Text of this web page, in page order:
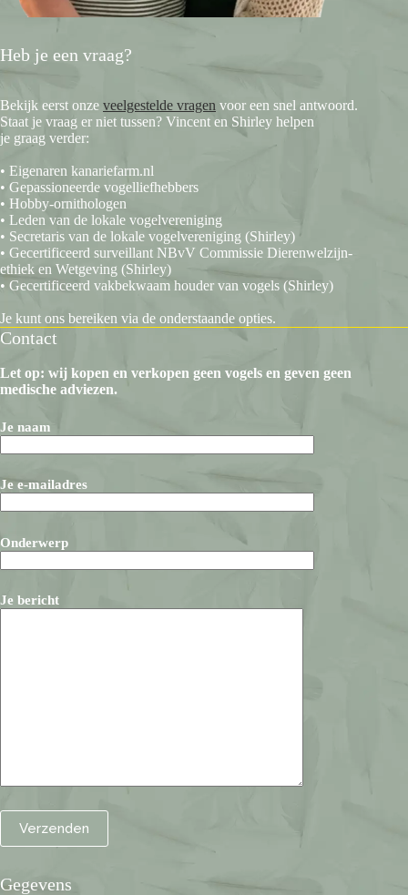
Heb je een vraag?
Bekijk eerst onze veelgestelde vragen voor een snel antwoord.
Staat je vraag er niet tussen? Vincent en Shirley helpen
je graag verder:
• Eigenaren kanariefarm.nl
• Gepassioneerde vogelliefhebbers
• Hobby-ornithologen
• Leden van de lokale vogelvereniging
• Secretaris van de lokale vogelvereniging (Shirley)
• Gecertificeerd surveillant NBvV Commissie Dierenwelzijn-
ethiek en Wetgeving (Shirley)
• Gecertificeerd vakbekwaam houder van vogels (Shirley)
Je kunt ons bereiken via de onderstaande opties.
Contact
Let op: wij kopen en verkopen geen vogels en geven geen
medische adviezen.
Je naam
Je e-mailadres
Onderwerp
Je bericht
Gegevens